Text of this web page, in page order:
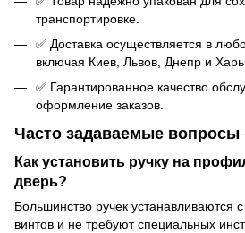
транспортировке.
✅ Доставка осуществляется в
включая Киев, Львов, Днепр и
✅ Гарантированное качество
оформление заказов.
Часто задаваемые вопросы
Как установить ручку на
дверь?
Большинство ручек
винтов и не требуют специальных